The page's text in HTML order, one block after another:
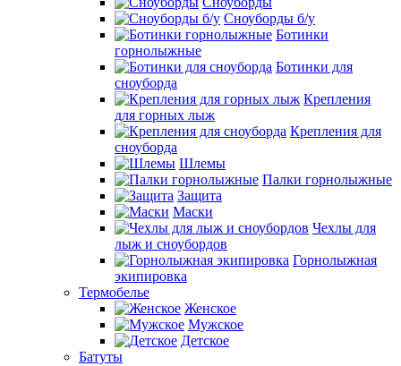
Сноуборды б/у
Ботинки
горнолыжные
Ботинки для
сноуборда
Крепления
для горных лыж
Крепления для
сноуборда
Шлемы
Палки горнолыжные
Защита
Маски
Чехлы для
лыж и сноубордов
Горнолыжная
экипировка
Термобелье
Женское
Мужское
Детское
Батуты